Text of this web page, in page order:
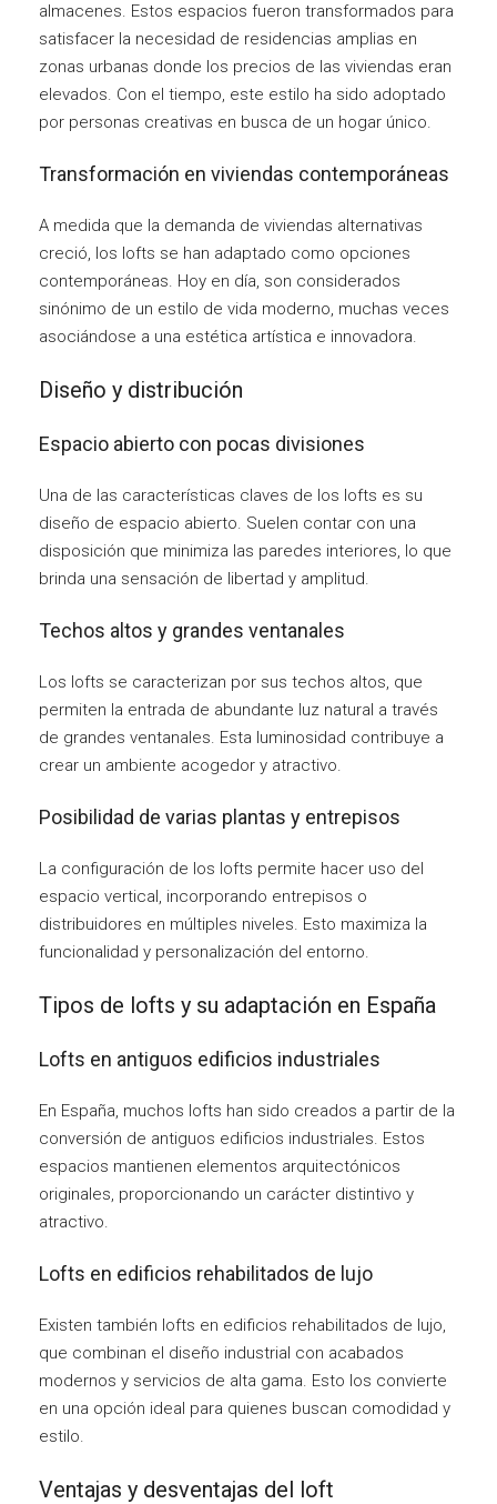
almacenes. Estos espacios fueron transformados para
satisfacer la necesidad de residencias amplias en
zonas urbanas donde los precios de las viviendas eran
elevados. Con el tiempo, este estilo ha sido adoptado
por personas creativas en busca de un hogar único.
Transformación en viviendas contemporáneas
A medida que la demanda de viviendas alternativas
creció, los lofts se han adaptado como opciones
contemporáneas. Hoy en día, son considerados
sinónimo de un estilo de vida moderno, muchas veces
asociándose a una estética artística e innovadora.
Diseño y distribución
Espacio abierto con pocas divisiones
Una de las características claves de los lofts es su
diseño de espacio abierto. Suelen contar con una
disposición que minimiza las paredes interiores, lo que
brinda una sensación de libertad y amplitud.
Techos altos y grandes ventanales
Los lofts se caracterizan por sus techos altos, que
permiten la entrada de abundante luz natural a través
de grandes ventanales. Esta luminosidad contribuye a
crear un ambiente acogedor y atractivo.
Posibilidad de varias plantas y entrepisos
La configuración de los lofts permite hacer uso del
espacio vertical, incorporando entrepisos o
distribuidores en múltiples niveles. Esto maximiza la
funcionalidad y personalización del entorno.
Tipos de lofts y su adaptación en España
Lofts en antiguos edificios industriales
En España, muchos lofts han sido creados a partir de la
conversión de antiguos edificios industriales. Estos
espacios mantienen elementos arquitectónicos
originales, proporcionando un carácter distintivo y
atractivo.
Lofts en edificios rehabilitados de lujo
Existen también lofts en edificios rehabilitados de lujo,
que combinan el diseño industrial con acabados
modernos y servicios de alta gama. Esto los convierte
en una opción ideal para quienes buscan comodidad y
estilo.
Ventajas y desventajas del loft